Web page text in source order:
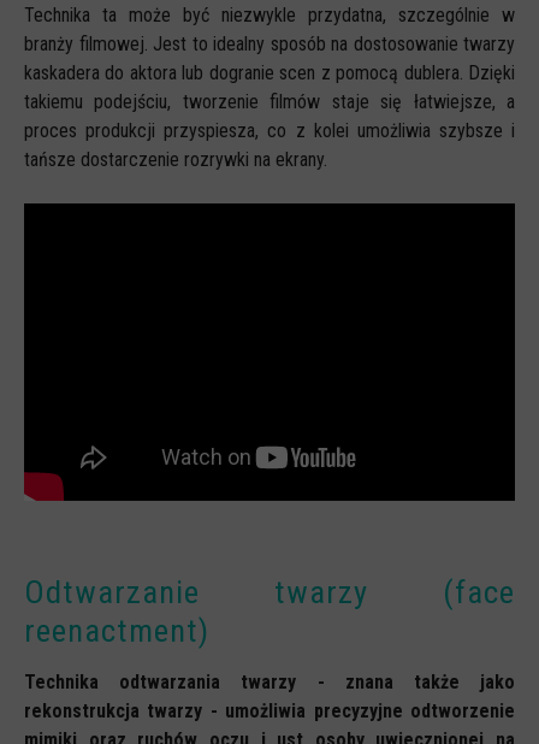
Technika ta może być niezwykle przydatna, szczególnie w
branży filmowej. Jest to idealny sposób na dostosowanie twarzy
kaskadera do aktora lub dogranie scen z pomocą dublera. Dzięki
takiemu podejściu, tworzenie filmów staje się łatwiejsze, a
proces produkcji przyspiesza, co z kolei umożliwia szybsze i
tańsze dostarczenie rozrywki na ekrany.
Odtwarzanie twarzy (face
reenactment)
Technika odtwarzania twarzy - znana także jako
rekonstrukcja twarzy - umożliwia precyzyjne odtworzenie